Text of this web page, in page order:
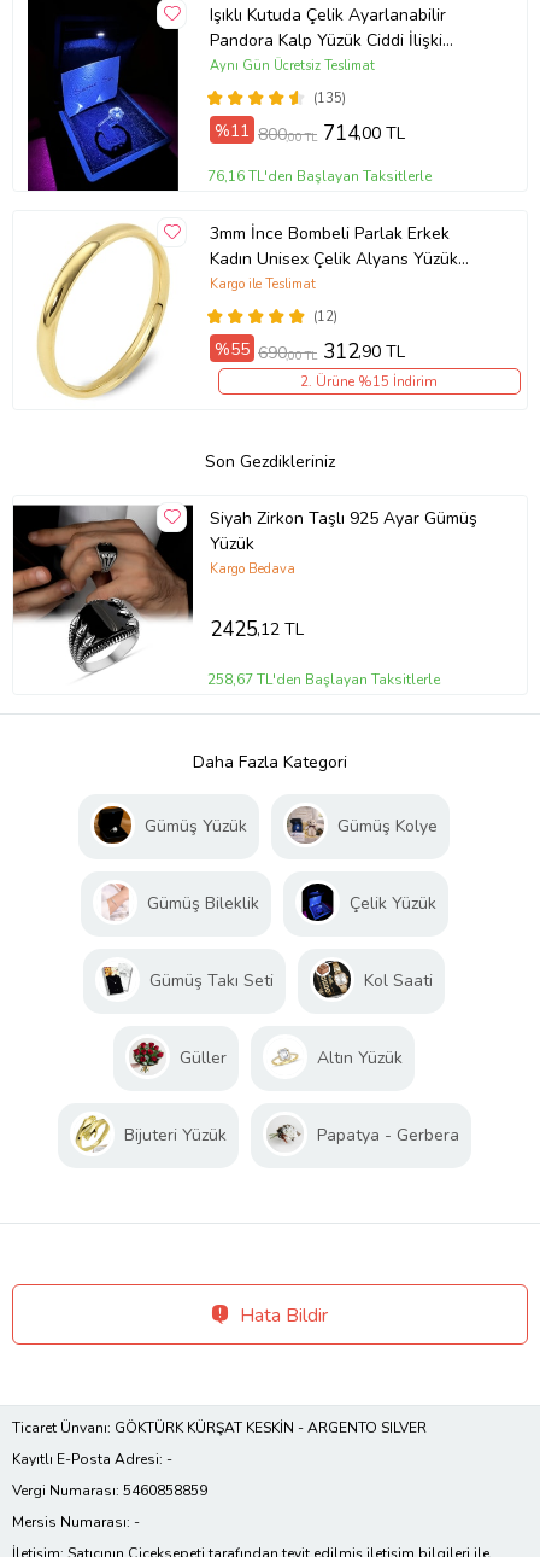
Işıklı Kutuda Çelik Ayarlanabilir
Pandora Kalp Yüzük Ciddi İlişki
Yüzüğü (Gümüş)
(135)
Aynı Gün Ücretsiz Teslimat
%11 800,00 TL 714,00 TL
76,16 TL'den Başlayan Taksitlerle
3mm İnce Bombeli Parlak Erkek
Kadın Unisex Çelik Alyans Yüzük
(Sarı) cl27
(12)
Kargo ile Teslimat
%55 690,00 TL 312,90 TL
2. Ürüne %15 İndirim
Son Gezdikleriniz
Siyah Zirkon Taşlı 925 Ayar Gümüş
Yüzük
Kargo Bedava
2425,12 TL
258,67 TL'den Başlayan Taksitlerle
Daha Fazla Kategori
Gümüş Yüzük Gümüş Kolye
Gümüş Bileklik Çelik Yüzük
Gümüş Takı Seti Kol Saati
Güller Altın Yüzük
Bijuteri Yüzük Papatya - Gerbera
Hata Bildir
Ticaret Ünvanı: GÖKTÜRK KÜRŞAT KESKİN - ARGENTO SILVER
Kayıtlı E-Posta Adresi: -
Vergi Numarası: 5460858859
Mersis Numarası: -
İletişim: Satıcının Çiçeksepeti tarafından teyit edilmiş iletişim bilgileri ile